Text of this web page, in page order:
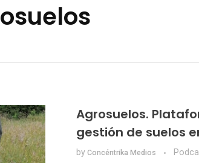
Agrosuelos.
gestión de suelos
by Concéntrika Medios